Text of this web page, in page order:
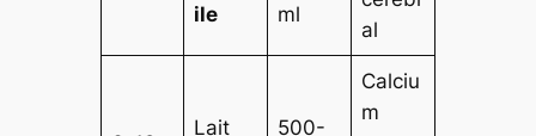
ile ml
al
Lait
500-
Calciu
m